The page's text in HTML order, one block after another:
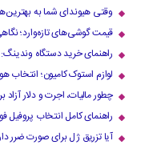
وقتی هیوندای شما به بهترین‌ها
قیمت گوشی‌های تازه‌وارد؛
راهنمای خرید دستگاه
لوازم استوک کامیون؛ انتخاب
چطور مالیات، اجرت و دلار آزاد بر قیمت طلای
راهنمای کامل انتخاب
آیا تزریق ژل برای صورت ضرر